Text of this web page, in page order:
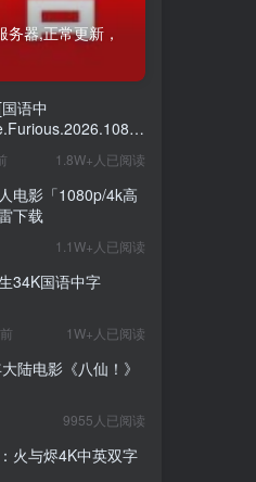
器,正常更新，
语中
1.8W+人已阅读
电影「1080p/4k高
下载
1.1W+人已阅读
34K国语中字
1W+人已阅读
陆电影《八仙！》
9955人已阅读
火与烬4K中英双字